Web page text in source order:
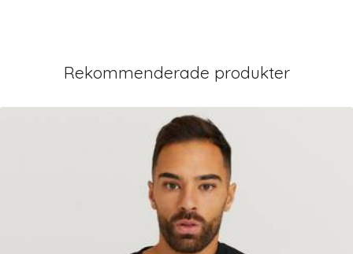
Rekommenderade produkter